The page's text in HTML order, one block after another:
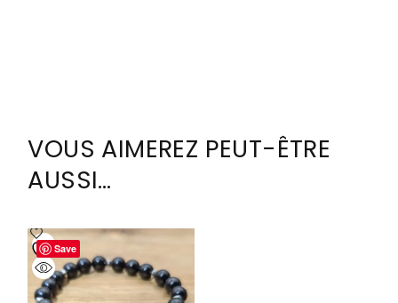
VOUS AIMEREZ PEUT-ÊTRE
AUSSI…
Save